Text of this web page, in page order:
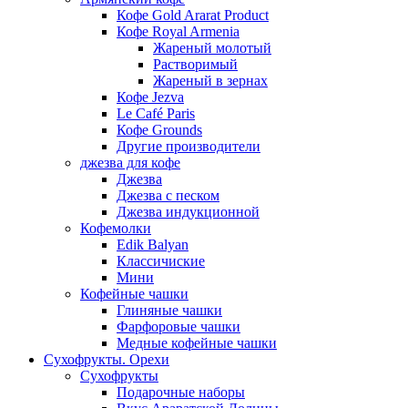
Кофе Gold Ararat Product
Кофе Royal Armenia
Жареный молотый
Растворимый
Жареный в зернах
Кофе Jezva
Le Café Paris
Кофе Grounds
Другие производители
джезва для кофе
Джезва
Джезва с песком
Джезва индукционной
Кофемолки
Edik Balyan
Классичиские
Мини
Кофейные чашки
Глиняные чашки
Фарфоровые чашки
Медные кофейные чашки
Сухофрукты. Орехи
Сухофрукты
Подарочные наборы